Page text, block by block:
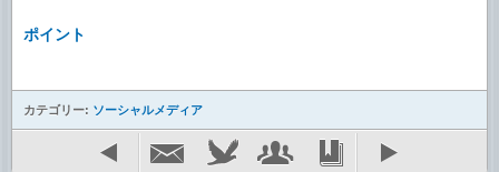
ポイント
カテゴリー: ソーシャルメディア